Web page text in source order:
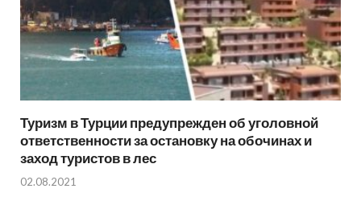
Туризм в Турции предупрежден об уголовной
ответственности за остановку на обочинах и
заход туристов в лес
02.08.2021